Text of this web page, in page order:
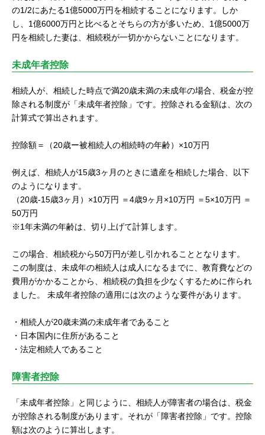
の1/2にあたる1億5000万円を相続することになります。しか
し、1億6000万円と比べるとそちらの方が多いため、1億5000万
円を相続した妻は、相続税が一切かからないことになります。
未成年者控除
相続人が、相続した時点で満20歳未満の未成年の場合、税金が控
除される制度が「未成年者控除」です。控除される金額は、次の
計算式で算出されます。
控除額＝（20歳ー被相続人の相続時の年齢）×10万円
例えば、相続人が15歳3ヶ月のときに遺産を相続した場合、以下
のようになります。
（20歳-15歳3ヶ月）×10万円 ＝4歳9ヶ月×10万円 ＝5×10万円 ＝
50万円
※1年未満の年齢は、切り上げて計算します。
この場合、相続税から50万円が差し引かれることとなります。
この制度は、未成年の相続人は成人になるまでに、教育費などの
費用がかかることから、相続税の負担を少なくするために作られ
ました。 未成年者控除の適用には次のような要件があります。
・相続人が20歳未満の未成年者であること
・日本国内に住所があること
・法定相続人であること
障害者控除
「未成年者控除」と同じように、相続人が障害者の場合は、税金
が控除される制度があります。それが「障害者控除」です。控除
額は次のように算出します。